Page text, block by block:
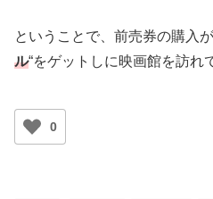
ということで、前売券の購入
ル“をゲットしに映画館を訪れ
0